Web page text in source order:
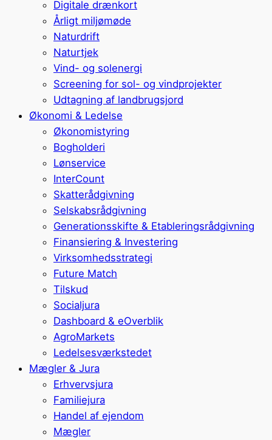
Digitale drænkort
Årligt miljømøde
Naturdrift
Naturtjek
Vind- og solenergi
Screening for sol- og vindprojekter
Udtagning af landbrugsjord
Økonomi & Ledelse
Økonomistyring
Bogholderi
Lønservice
InterCount
Skatterådgivning
Selskabsrådgivning
Generationsskifte & Etableringsrådgivning
Finansiering & Investering
Virksomhedsstrategi
Future Match
Tilskud
Socialjura
Dashboard & eOverblik
AgroMarkets
Ledelsesværkstedet
Mægler & Jura
Erhvervsjura
Familiejura
Handel af ejendom
Mægler